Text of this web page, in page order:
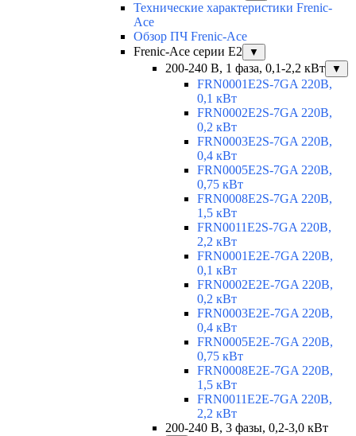
Технические характеристики Frenic-
Ace
Обзор ПЧ Frenic-Ace
Frenic-Ace серии E2
▼
200-240 В, 1 фаза, 0,1-2,2 кВт ▼
FRN0001E2S-7GA 220В,
0,1 кВт
FRN0002E2S-7GA 220В,
0,2 кВт
FRN0003E2S-7GA 220В,
0,4 кВт
FRN0005E2S-7GA 220В,
0,75 кВт
FRN0008E2S-7GA 220В,
1,5 кВт
FRN0011E2S-7GA 220В,
2,2 кВт
FRN0001E2E-7GA 220В,
0,1 кВт
FRN0002E2E-7GA 220В,
0,2 кВт
FRN0003E2E-7GA 220В,
0,4 кВт
FRN0005E2E-7GA 220В,
0,75 кВт
FRN0008E2E-7GA 220В,
1,5 кВт
FRN0011E2E-7GA 220В,
2,2 кВт
200-240 В, 3 фазы, 0,2-3,0 кВт